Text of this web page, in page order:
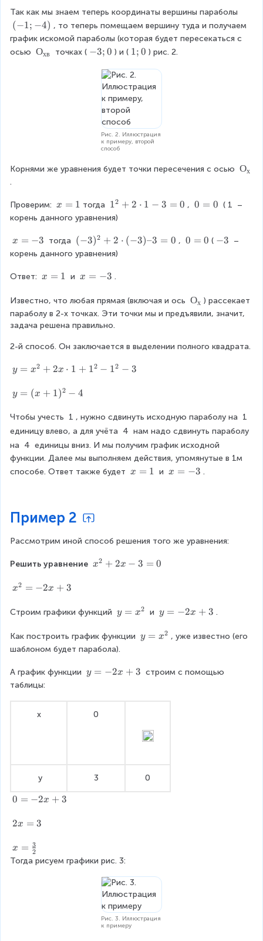
a
c
{
D
}
=
-
\
fr
}
\
fr
a
{
2
{
\
c
d
o
t
}
-
1
{
в
}
\
c
{
b
{
2
}
-
a
c
}
{
4
a
}
(-
1
)
^
{
2
}
c
o
(-
)-
=
4
Так как мы знаем теперь координаты вершины параболы
(
-
1
(−1; −4) , то теперь помещаем вершину туда и получаем
график искомой параболы (которая будет пересекаться с
осью О
Охв точках ( -
−3; 0 ) и ( 1
0
1; 0 ) рис. 2.
Рис. 2. Иллюстрация
к примеру, второй
способ
Корнями же уравнения будет точки пересечения с осью О
х
Ох
.
Проверим: x
=
x = 1 тогда 1
^
2
}
2
c
d
o
1
3
12 + 2 ⋅ 1 − 3 = 0 , 0
0 = 0 ( 1 –
корень данного уравнения)
x
=
3
x = −3 тогда (-
3
^
2
}
+
\
d
t
3
)
=
0
(−3)2 + 2 ⋅ (−3)–3 = 0 , 0
0 = 0 ( -
−3 –
корень данного уравнения)
Ответ: x
1
x = 1 и x
-
3
x = −3 .
Известно, что любая прямая (включая и ось О
_
}
Ох ) рассекает
параболу в 2-х точках. Эти точки мы и предъявили, значит,
задача решена правильно.
2-й способ. Он заключается в выделении полного квадрата.
y
x
{
2
+
2
x
d
o
1
1
{
}
1
^
2
}
y = x2 + 2x ⋅ 1 + 12 − 12 − 3
y
(
x
1
)
^
}
-
y = (x + 1)2 − 4
Чтобы учесть 1 , нужно сдвинуть исходную параболу на 1
единицу влево, а для учёта 4 нам надо сдвинуть параболу
на 4 единицы вниз. И мы получим график исходной
функции. Далее мы выполняем действия, упомянутые в 1м
способе. Ответ также будет x
x = 1 и x
x = −3 .
Пример 2
Рассмотрим иной способ решения того же уравнения:
Решить уравнение x
}
2
x
3
x2 + 2x − 3 = 0
x
{
}
=
2
x
x2 = −2x + 3
Строим графики функций y
x
^
2
y = x2 и y
-
+
y = −2x + 3 .
Как построить график функции y
y = x2 , уже известно (его
шаблоном будет парабола).
А график функции y
y = −2x + 3 строим с помощью
таблицы:
х 0
у 3 0
0
-
x
+
0 = −2x + 3
2
=
3
2x = 3
x
=
x = 2
3
Тогда рисуем графики рис. 3:
Рис. 3. Иллюстрация
к примеру